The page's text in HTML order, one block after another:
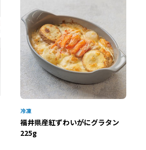
福井県産紅ずわいがにグラタン
225g